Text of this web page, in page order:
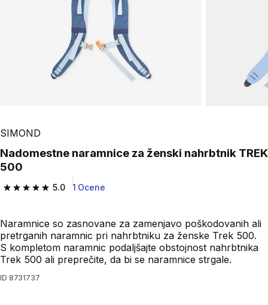
SIMOND
Nadomestne naramnice za ženski nahrbtnik TREK
500
5.0
5.0 od 5 zvezdic from 1 ocene
1 Ocene
Naramnice so zasnovane za zamenjavo poškodovanih ali
pretrganih naramnic pri nahrbtniku za ženske Trek 500.
S kompletom naramnic podaljšajte obstojnost nahrbtnika
Trek 500 ali preprečite, da bi se naramnice strgale.
ID 8731737